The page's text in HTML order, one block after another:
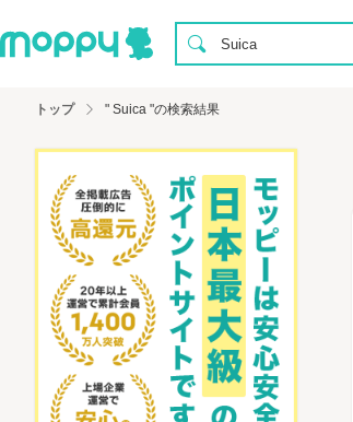
トップ " Suica "の検索結果